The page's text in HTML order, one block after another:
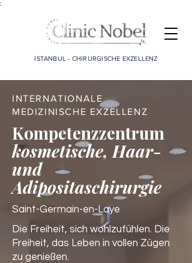
;
ISTANBUL - CHIRURGISCHE EXZELLENZ
INTERNATIONALE
MEDIZINISCHE EXZELLENZ
Kompetenzzentrum
kosmetische, Haar-
und
Adipositaschirurgie
Saint-Germain-en-Laye
Die Freiheit, sich wohlzufühlen. Die
Freiheit, das Leben in vollen Zügen
zu genießen.